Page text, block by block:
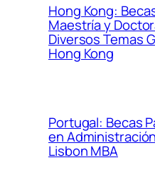
Hong Kong:
Maestría y
Diversos Temas
Hong Kong
Portugal: Becas
en
Lisbon MBA